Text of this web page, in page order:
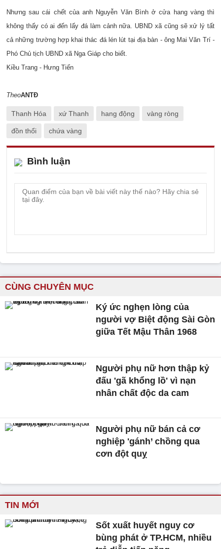
Nhưng sau cái chết của anh Nguyễn Văn Bình ở cửa hang vàng thì
không thấy có ai đến lấy đá làm cảnh nữa. UBND xã cũng sẽ xử lý tất
cả những trường hợp khai thác đá lén lút tại địa bàn - ông Mai Văn Trí -
Phó Chủ tịch UBND xã Nga Giáp cho biết.
Kiều Trang - Hưng Tiến
TheoANTĐ
Thanh Hóa xứ Thanh hang động vàng ròng
đồn thổi chứa vàng
Bình luận
CÙNG CHUYÊN MỤC
Ký ức nghẹn lòng của
người vợ Biệt động Sài Gòn
giữa Tết Mậu Thân 1968
Người phụ nữ hơn thập kỷ
đấu 'gã khổng lồ' vì nạn
nhân chất độc da cam
Người phụ nữ bán cả cơ
nghiệp 'gánh’ chồng qua
cơn đột quỵ
TIN MỚI
Sốt xuất huyết nguy cơ
bùng phát ở TP.HCM, nhiều